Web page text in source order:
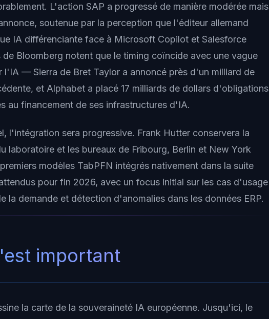
L'action SAP a progressé de manière modérée mais
soutenue par la perception que l'éditeur allemand
IA différenciante face à Microsoft Copilot et Salesforce
de Bloomberg notent que le timing coïncide avec une vague
l'IA — Sierra de Bret Taylor a annoncé près d'un milliard de
et Alphabet a placé 17 milliards de dollars d'obligations
au financement de ses infrastructures d'IA.
l'intégration sera progressive. Frank Hutter conservera la
laboratoire et les bureaux de Fribourg, Berlin et New York
modèles TabPFN intégrés nativement dans la suite
pour fin 2026, avec un focus initial sur les cas d'usage
la demande et détection d'anomalies dans les données ERP.
important
la carte de la souveraineté IA européenne. Jusqu'ici, le